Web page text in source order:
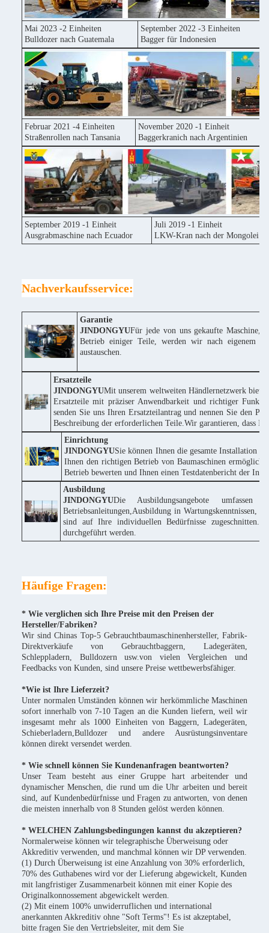
Mai 2023 -2 Einheiten
Bulldozer nach Guatemala
September 2022 -3 Einheiten
Bagger für Indonesien
Februar 2021 -4 Einheiten
Straßenrollen nach Tansania
November 2020 -1 Einheit
Baggerkranich nach Argentinien
September 2019 -1 Einheit
Ausgrabmaschine nach Ecuador
Juli 2019 -1 Einheit
LKW-Kran nach der Mongolei
Nachverkaufsservice:
Garantie
JINDONGYUFür jede von uns gekaufte Maschine,
Betrieb einiger Teile, werden wir nach eigenem
austauschen.
Ersatzteile
JINDONGYUMit unserem weltweiten Händlernetzwerk
Ersatzteile mit präziser Anwendbarkeit und richtiger
senden Sie uns Ihren Ersatzteilantrag und nennen Sie den
Beschreibung der erforderlichen Teile.Wir garantieren, dass
Einrichtung
JINDONGYUSie können Ihnen die gesamte Installation
Ihnen den richtigen Betrieb von Baumaschinen
Betrieb bewerten und Ihnen einen Testdatenbericht der
Ausbildung
JINDONGYUDie Ausbildungsangebote
Betriebsanleitungen,Ausbildung in Wartungskenntnissen,
sind auf Ihre individuellen Bedürfnisse
durchgeführt werden.
Häufige Fragen:
* Wie verglichen sich Ihre Preise mit den Preisen der
Hersteller/Fabriken?
Wir sind Chinas Top-5 Gebrauchtbaumaschinenhersteller, Fabrik-
Direktverkäufe von Gebrauchtbaggern, Ladegeräten,
Schleppladern, Bulldozern usw.von vielen Vergleichen und
Feedbacks von Kunden, sind unsere Preise wettbewerbsfähiger.
*Wie ist Ihre Lieferzeit?
Unter normalen Umständen können wir herkömmliche Maschinen
sofort innerhalb von 7-10 Tagen an die Kunden liefern, weil wir
insgesamt mehr als 1000 Einheiten von Baggern, Ladegeräten,
Schieberladern,Bulldozer und andere Ausrüstungsinventare
können direkt versendet werden.
* Wie schnell können Sie Kundenanfragen beantworten?
Unser Team besteht aus einer Gruppe hart arbeitender und
dynamischer Menschen, die rund um die Uhr arbeiten und bereit
sind, auf Kundenbedürfnisse und Fragen zu antworten, von denen
die meisten innerhalb von 8 Stunden gelöst werden können.
* WELCHEN Zahlungsbedingungen kannst du akzeptieren?
Normalerweise können wir telegraphische Überweisung oder
Akkreditiv verwenden, und manchmal können wir DP verwenden.
(1) Durch Überweisung ist eine Anzahlung von 30% erforderlich,
70% des Guthabenes wird vor der Lieferung abgewickelt, Kunden
mit langfristiger Zusammenarbeit können mit einer Kopie des
Originalkonnossement abgewickelt werden.
(2) Mit einem 100% unwiderruflichen und international
anerkannten Akkreditiv ohne "Soft Terms"! Es ist akzeptabel,
bitte fragen Sie den Vertriebsleiter, mit dem Sie